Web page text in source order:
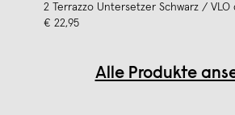
2 Terrazzo Untersetzer Schwarz / VLO
€ 22,95
Alle Produkte